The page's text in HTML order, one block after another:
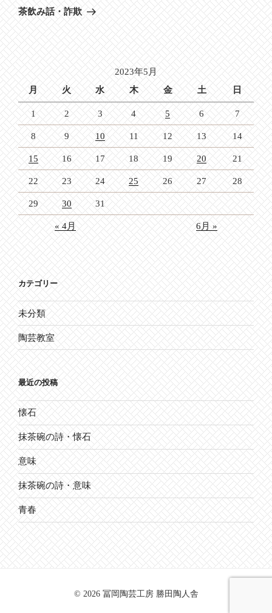
ゲ
ー
シ
ョ
ン
の
投
稿
茶飲み話・詐欺
2023年5月
月
火 水 木 金 土 日
1 2 3 4 5 6 7
8 9 10 11 12 13 14
15 16 17 18 19 20 21
22 23 24 25 26 27 28
29 30 31
« 4月 6月 »
カテゴリー
未分類
陶芸教室
最近の投稿
懐石
抹茶碗の詩・懐石
意味
抹茶碗の詩・意味
青春
© 2026 冨岡陶芸工房 勝田陶人舎